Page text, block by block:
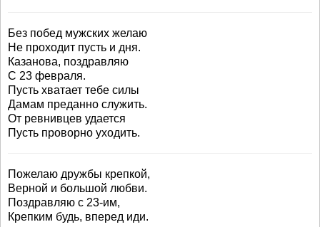
Без побед мужских желаю
Не проходит пусть и дня.
Казанова, поздравляю
С 23 февраля.
Пусть хватает тебе силы
Дамам преданно служить.
От ревнивцев удается
Пусть проворно уходить.
Пожелаю дружбы крепкой,
Верной и большой любви.
Поздравляю с 23-им,
Крепким будь, вперед иди.